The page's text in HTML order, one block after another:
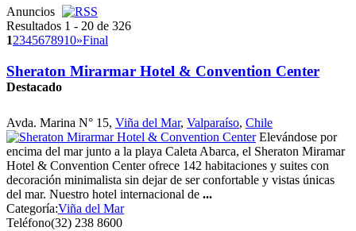
Anuncios
Resultados 1 - 20 de 326
12345678910»Final
Sheraton Mirarmar Hotel & Convention Center
Destacado
Avda. Marina N° 15, Viña del Mar, Valparaíso, Chile
Elevándose por
encima del mar junto a la playa Caleta Abarca, el Sheraton Miramar
Hotel & Convention Center ofrece 142 habitaciones y suites con
decoración minimalista sin dejar de ser confortable y vistas únicas
del mar. Nuestro hotel internacional de ...
Categoría:Viña del Mar
Teléfono(32) 238 8600